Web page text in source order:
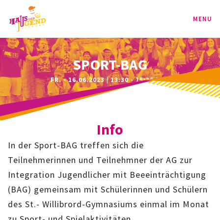
MENU
PROGRAMM
KINDER
JUGEND
BAG
BAG-CLASSIC
SPORT-BAG
FR. - 16.06.2023 | 13:30 - 15:30 UHR
Info
In der Sport-BAG treffen sich die
Teilnehmerinnen und Teilnehmner der AG zur
Integration Jugendlicher mit Beeeinträchtigung
(BAG) gemeinsam mit Schülerinnen und Schülern
des St.- Willibrord-Gymnasiums einmal im Monat